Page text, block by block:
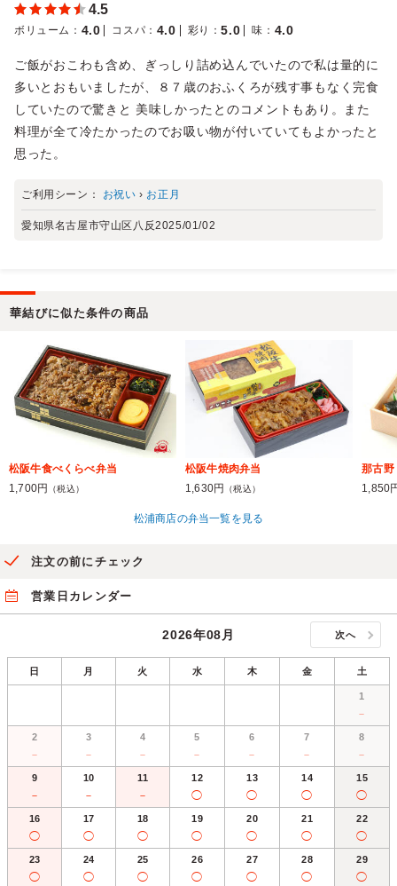
4.5
ボリューム ： 4.0 コスパ ： 4.0 彩り ：5.0 味 ： 4.0
ご飯がおこわも含め、ぎっしり詰め込んでいたので私は量的に
多いとおもいましたが、８７歳のおふくろが残す事もなく完食
していたので驚きと 美味しかったとのコメントもあり。また
料理が全て冷たかったのでお吸い物が付いていてもよかったと
思った。
ご利用シーン： お祝い › お正月
愛知県名古屋市守山区八反2025/01/02
華結びに似た条件の商品
松阪牛食べくらべ弁当
1,700円
（税込）
松阪牛焼肉弁当
1,630円
（税込）
那古野
1,850
松浦商店の弁当一覧を見る
注文の前にチェック
営業日カレンダー
2026年08月 次へ
日 月 火 水 木 金 土
1
－
2
－
3
－
4
－
5
－
6
－
7
－
8
－
9
－
10
－
11
－
12
◯
13
◯
14
◯
15
◯
16
◯
17
◯
18
◯
19
◯
20
◯
21
◯
22
◯
23
◯
24
◯
25
◯
26
◯
27
◯
28
◯
29
◯